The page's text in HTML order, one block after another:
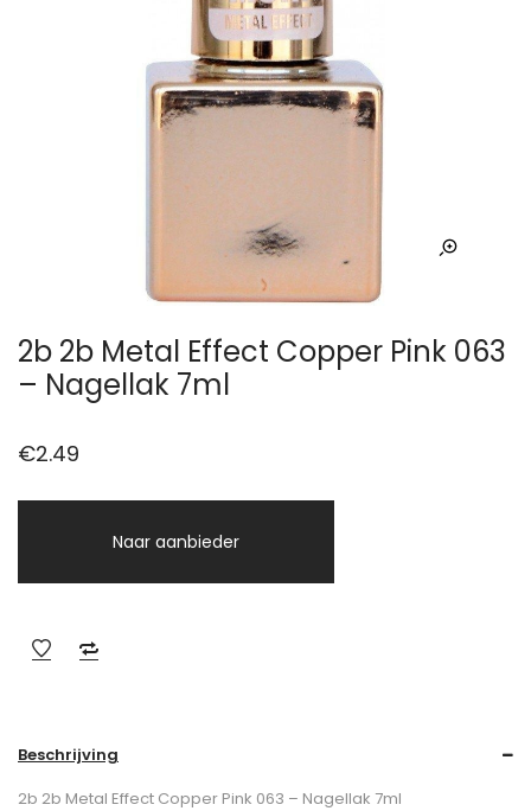
2b 2b Metal Effect Copper Pink 063
– Nagellak 7ml
€2.49
Naar aanbieder
Beschrijving
2b 2b Metal Effect Copper Pink 063 – Nagellak 7ml